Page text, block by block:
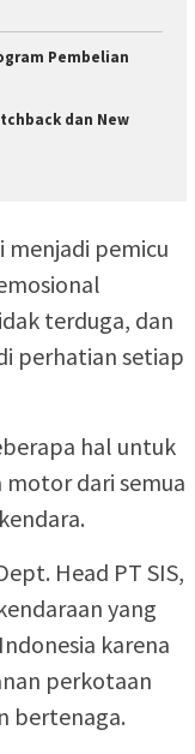
Pembelian
dan New
pemicu
terduga, dan
perhatian setiap
hal untuk
dari semua
Head PT SIS,
yang
karena
perkotaan
bertenaga.